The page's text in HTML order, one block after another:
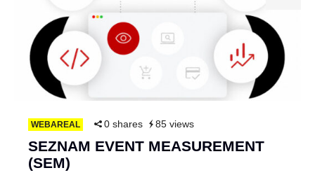
WEBAREAL 0 shares 85 views
SEZNAM EVENT MEASUREMENT
(SEM)